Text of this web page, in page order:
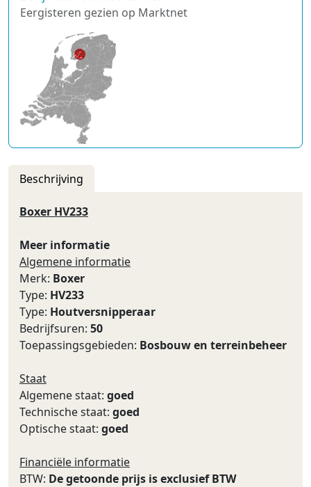
Eergisteren gezien op Marktnet
Beschrijving
Boxer HV233
Meer informatie
Algemene informatie
Merk: Boxer
Type: HV233
Type: Houtversnipperaar
Bedrijfsuren: 50
Toepassingsgebieden: Bosbouw en terreinbeheer
Staat
Algemene staat: goed
Technische staat: goed
Optische staat: goed
Financiële informatie
BTW: De getoonde prijs is exclusief BTW